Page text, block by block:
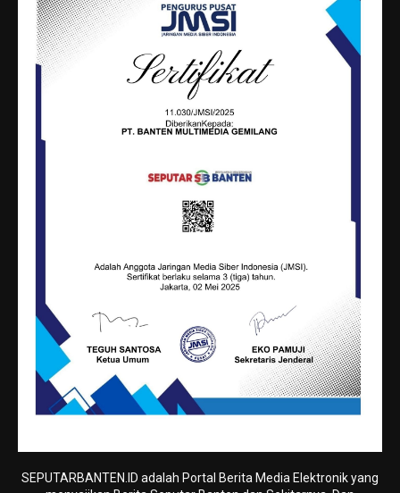
SEPUTARBANTEN.ID adalah Portal Berita Media Elektronik yang